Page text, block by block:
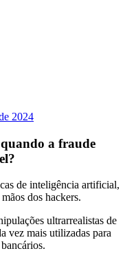
2024
a fraude
de inteligência artificial,
dos hackers.
ultrarrealistas de
vez mais utilizadas para